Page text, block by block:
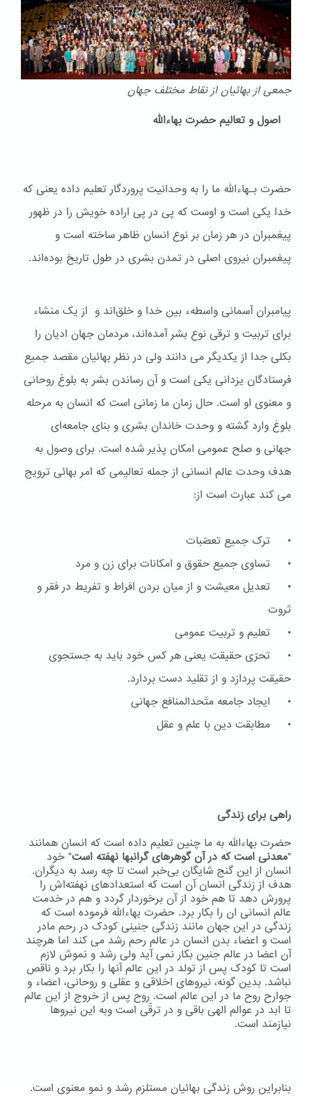
جمعی از بهائیان از نقاط مختلف جهان
اصول و تعالیم حضرت بهاءالله
حضرت بـهاءالله ما را به وحدانیت پروردگار تعلیم داده یعنی که
خدا یکی است و اوست که پی در پی اراده خویش را در ظهور
پیغمبران در هر زمان بر نوع انسان ظاهر ساخته است و
پیغمبران نیروی اصلی در تمدن بشری در طول تاریخ بوده‌اند.
پیامبران آسمانی واسطهء بین خدا و خلق‌اند و از یک منشاء
برای تربیت و ترقی نوع بشر آمده‌اند، مردمان جهان ادیان را
بکلی جدا از یکدیگر می دانند ولی در نظر بهائیان مقصد جمیع
فرستادگان یزدانی یکی است و آن رساندن بشر به بلوغ روحانی
و معنوی او است. حال زمان ما زمانی است که انسان به مرحله
بلوغ وارد گشته و وحدت خاندان بشری و بنای جامعه‌ای
جهانی و صلح عمومی امکان پذیر شده است. برای وصول به
هدف وحدت عالم انسانی از جمله تعالیمی که امر بهائی ترویج
می کند عبارت است از:
• ترک جمیع تعصّبات
• تساوی جمیع حقوق و امکانات برای زن و مرد
• تعدیل معیشت و از میان بردن افراط و تفریط در فقر و
ثروت
• تعلیم و تربیت عمومی
• تحرّی حقیقت یعنی هر کس خود باید به جستجوی
حقیقت پردازد و از تقلید دست بردارد.
• ایجاد جامعه متّحدالمنافع جهانی
• مطابقت دین با علم و عقل
راهی برای زندگی
حضرت بهاءاللّه به ما چنین تعلیم داده است که انسان همانند
"معدنی است که در آن گوهرهای گرانبها نهفته است" خود
انسان از این گنج شایگان بی‌خبر است تا چه رسد به دیگران.
هدف از زندگی انسان آن است که استعدادهای نهفته‌اش را
پرورش دهد تا هم خود از آن برخوردار گردد و هم در خدمت
عالم انسانی ان را بکار برد. حضرت بهاءاللّه فرموده است که
زندگی در این جهان مانند زندگی جنینی کودک در رحم مادر
است و اعضاء بدن انسان در عالم رحم رشد می کند اما هرچند
آن اعضا در عالم جنین بکار نمی آید ولی رشد و نموش لازم
است تا کودک پس از تولد در این عالم آنها را بکار برد و ناقص
نباشد. بدین گونه، نیروهای اخلاقی و عقلی و روحانی، اعضاء و
جوارح روح ما در این عالم است. روح پس از خروج از این عالم
تا ابد در عوالم الهی باقی و در ترقّی است وبه اين نيروها
نيازمند است.
بنابراین روش زندگی بهائیان مستلزم رشد و نمو معنوی است.